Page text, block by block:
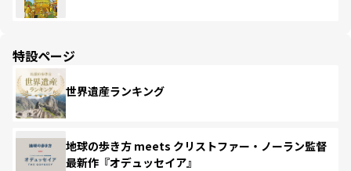
特設ページ
世界遺産ランキング
地球の歩き方 meets クリストファー・ノーラン監督
最新作『オデュッセイア』